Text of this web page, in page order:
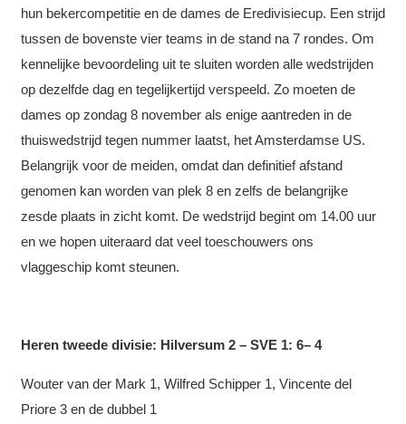
hun bekercompetitie en de dames de Eredivisiecup. Een strijd
tussen de bovenste vier teams in de stand na 7 rondes. Om
kennelijke bevoordeling uit te sluiten worden alle wedstrijden
op dezelfde dag en tegelijkertijd verspeeld. Zo moeten de
dames op zondag 8 november als enige aantreden in de
thuiswedstrijd tegen nummer laatst, het Amsterdamse US.
Belangrijk voor de meiden, omdat dan definitief afstand
genomen kan worden van plek 8 en zelfs de belangrijke
zesde plaats in zicht komt. De wedstrijd begint om 14.00 uur
en we hopen uiteraard dat veel toeschouwers ons
vlaggeschip komt steunen.
Heren tweede divisie: Hilversum 2 – SVE 1: 6– 4
Wouter van der Mark 1, Wilfred Schipper 1, Vincente del
Priore 3 en de dubbel 1